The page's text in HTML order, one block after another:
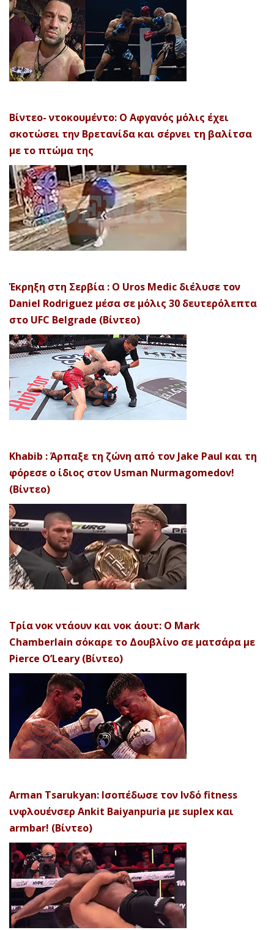
Βίντεο- ντοκουμέντο: Ο Αφγανός μόλις έχει
σκοτώσει την Βρετανίδα και σέρνει τη βαλίτσα
με το πτώμα της
Έκρηξη στη Σερβία : Ο Uros Medic διέλυσε τον
Daniel Rodriguez μέσα σε μόλις 30 δευτερόλεπτα
στο UFC Belgrade (Βίντεο)
Khabib : Άρπαξε τη ζώνη από τον Jake Paul και τη
φόρεσε ο ίδιος στον Usman Nurmagomedov!
(Βίντεο)
Τρία νοκ ντάουν και νοκ άουτ: Ο Mark
Chamberlain σόκαρε το Δουβλίνο σε ματσάρα με
Pierce O’Leary (Βίντεο)
Arman Tsarukyan: Ισοπέδωσε τον Ινδό fitness
ινφλουένσερ Ankit Baiyanpuria με suplex και
armbar! (Βίντεο)